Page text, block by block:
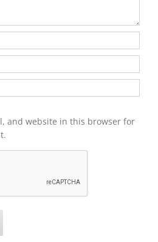
and website in this browser for